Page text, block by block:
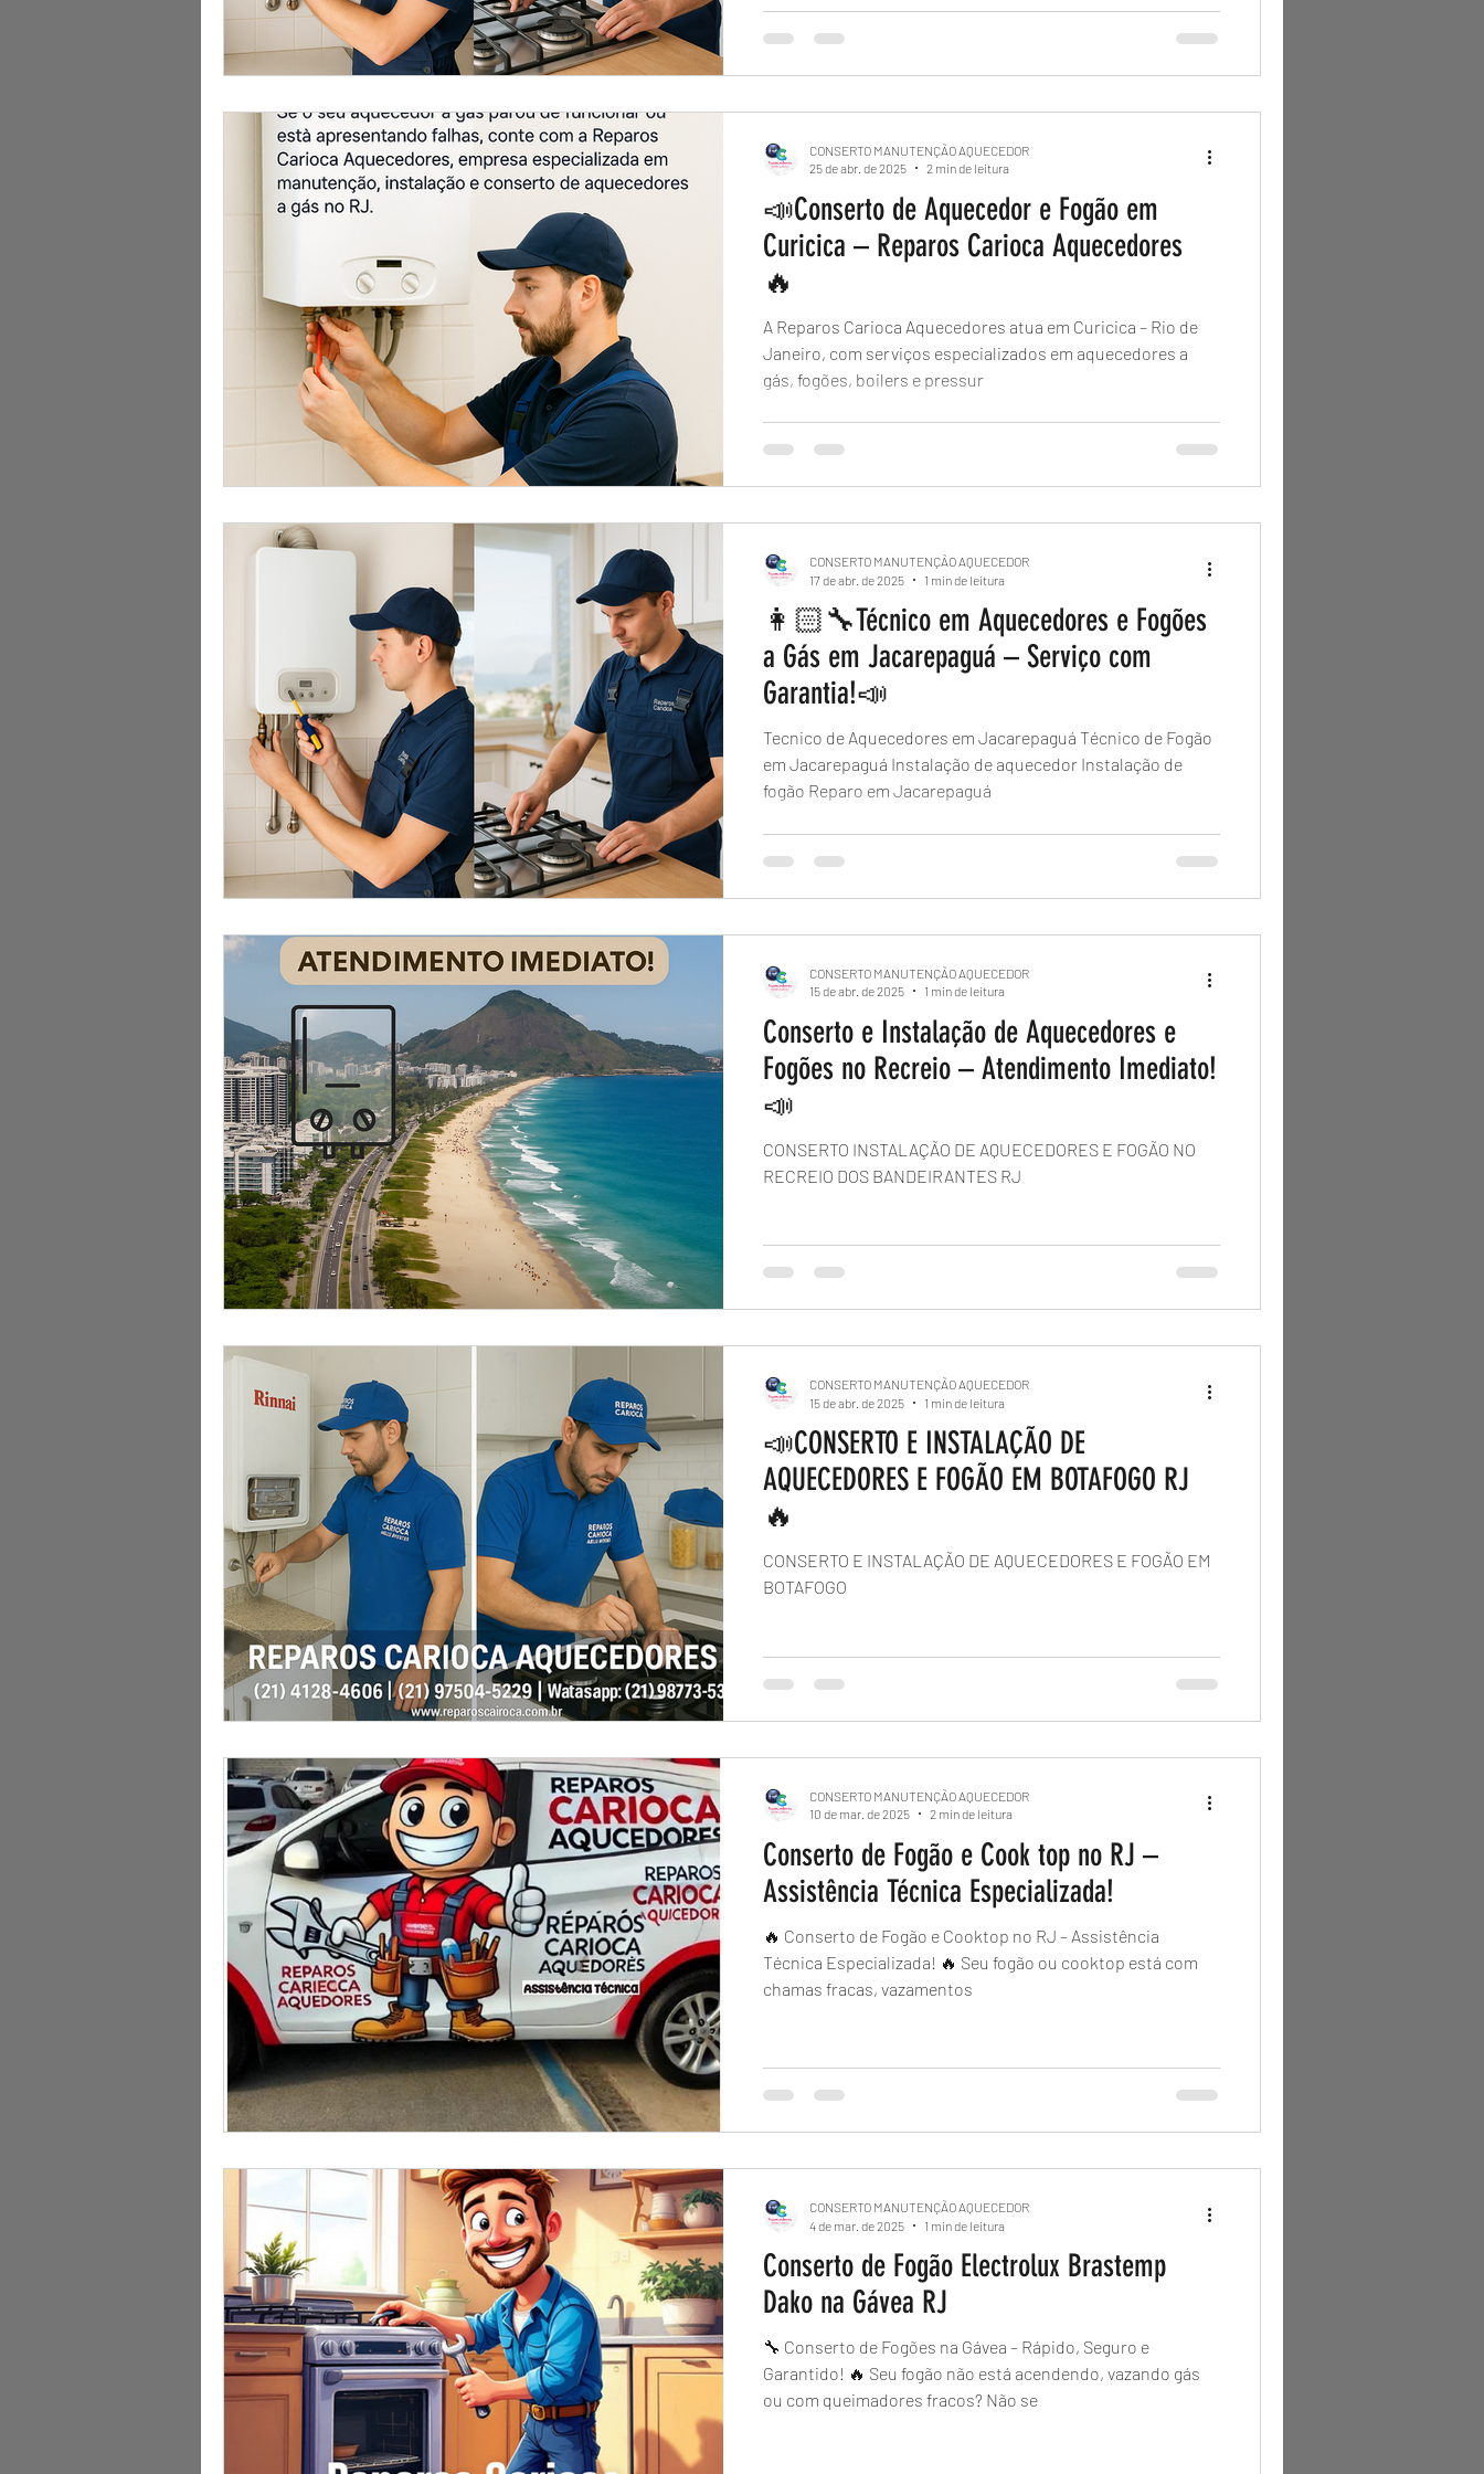
📣Conserto de Aquecedor e Fogão em
Curicica – Reparos Carioca Aquecedores
🔥
A Reparos Carioca Aquecedores atua em Curicica – Rio de
Janeiro, com serviços especializados em aquecedores a
gás, fogões, boilers e pressur
CONSERTO MANUTENÇÃO AQUECEDOR
25 de abr. de 2025
2 min de leitura
👩🏻‍🔧Técnico em Aquecedores e Fogões
a Gás em Jacarepaguá – Serviço com
Garantia!📣
Tecnico de Aquecedores em Jacarepaguá Técnico de Fogão
em Jacarepaguá Instalação de aquecedor Instalação de
fogão Reparo em Jacarepaguá
CONSERTO MANUTENÇÃO AQUECEDOR
17 de abr. de 2025
1 min de leitura
Conserto e Instalação de Aquecedores e
Fogões no Recreio – Atendimento Imediato!
📣
CONSERTO INSTALAÇÃO DE AQUECEDORES E FOGÃO NO
RECREIO DOS BANDEIRANTES RJ
CONSERTO MANUTENÇÃO AQUECEDOR
15 de abr. de 2025
1 min de leitura
📣CONSERTO E INSTALAÇÃO DE
AQUECEDORES E FOGÃO EM BOTAFOGO RJ
🔥
CONSERTO E INSTALAÇÃO DE AQUECEDORES E FOGÃO EM
BOTAFOGO
CONSERTO MANUTENÇÃO AQUECEDOR
15 de abr. de 2025
1 min de leitura
Conserto de Fogão e Cook top no RJ –
Assistência Técnica Especializada!
🔥 Conserto de Fogão e Cooktop no RJ – Assistência
Técnica Especializada! 🔥 Seu fogão ou cooktop está com
chamas fracas, vazamentos
CONSERTO MANUTENÇÃO AQUECEDOR
10 de mar. de 2025
2 min de leitura
Conserto de Fogão Electrolux Brastemp
Dako na Gávea RJ
🔧 Conserto de Fogões na Gávea – Rápido, Seguro e
Garantido! 🔥 Seu fogão não está acendendo, vazando gás
ou com queimadores fracos? Não se
CONSERTO MANUTENÇÃO AQUECEDOR
4 de mar. de 2025
1 min de leitura